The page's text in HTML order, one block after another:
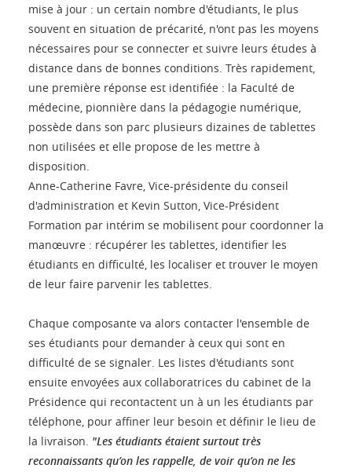
mise à jour : un certain nombre d'étudiants, le plus
souvent en situation de précarité, n'ont pas les moyens
nécessaires pour se connecter et suivre leurs études à
distance dans de bonnes conditions. Très rapidement,
une première réponse est identifiée : la Faculté de
médecine, pionnière dans la pédagogie numérique,
possède dans son parc plusieurs dizaines de tablettes
non utilisées et elle propose de les mettre à
disposition.
Anne-Catherine Favre, Vice-présidente du conseil
d'administration et Kevin Sutton, Vice-Président
Formation par intérim se mobilisent pour coordonner la
manœuvre : récupérer les tablettes, identifier les
étudiants en difficulté, les localiser et trouver le moyen
de leur faire parvenir les tablettes.
Chaque composante va alors contacter l'ensemble de
ses étudiants pour demander à ceux qui sont en
difficulté de se signaler. Les listes d'étudiants sont
ensuite envoyées aux collaboratrices du cabinet de la
Présidence qui recontactent un à un les étudiants par
téléphone, pour affiner leur besoin et définir le lieu de
la livraison. "Les étudiants étaient surtout très
reconnaissants qu’on les rappelle, de voir qu’on ne les